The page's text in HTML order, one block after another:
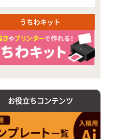
うちわキット
お役立ちコンテンツ